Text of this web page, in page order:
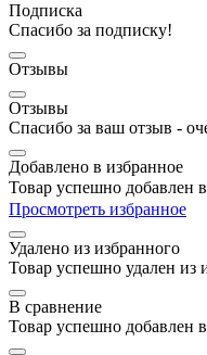
Подписка
Спасибо за подписку!
Отзывы
Отзывы
Спасибо за ваш отзыв -
Добавлено в избранное
Товар успешно добавлен
Просмотреть избранное
Удалено из избранного
Товар успешно удален из
В сравнение
Товар успешно добавлен